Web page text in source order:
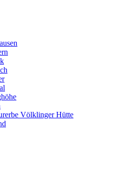
Völklinger Hütte